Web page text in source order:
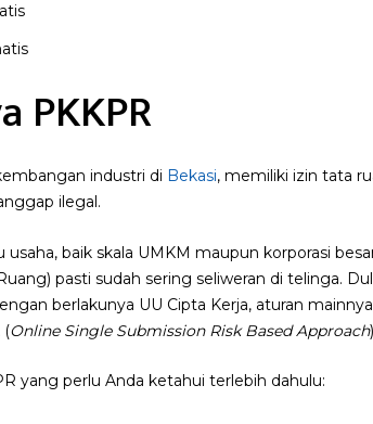
PKKPR
industri di Bekasi, memiliki izin tata
ilegal.
usaha, baik skala UMKM maupun korporasi
pasti sudah sering seliweran di telinga.
berlakunya UU Cipta Kerja, aturan
(Online Single Submission Risk Based Approach
yang perlu Anda ketahui terlebih dahulu: